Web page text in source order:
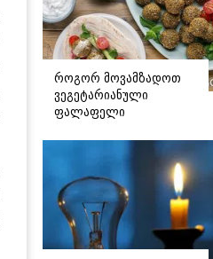
როგორ მოვამზადოთ
ვეგეტარიანული
ფალაფელი